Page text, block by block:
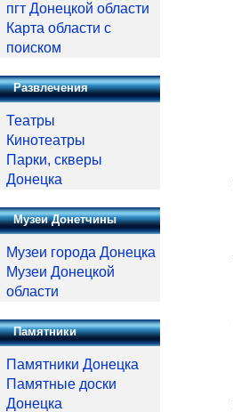
пгт Донецкой области
Карта области с
поиском
Развлечения
Театры
Кинотеатры
Парки, скверы
Донецка
Музеи Донетчины
Музеи города Донецка
Музеи Донецкой
области
Памятники
Памятники Донецка
Памятные доски
Донецка